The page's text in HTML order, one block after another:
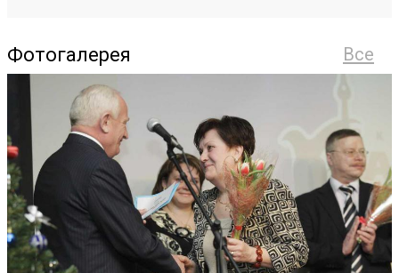
Все
Фотогалерея